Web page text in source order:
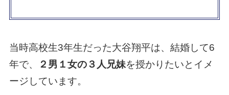
当時高校生3年生だった大谷翔平は、結婚して6
年で、
２男１女の３人兄妹を授かりたいとイメ
ージしています。